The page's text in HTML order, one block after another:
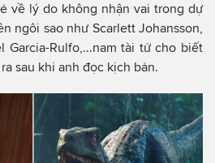
về lý do không nhận vai trong dự
ngôi sao như Scarlett Johansson,
Garcia-Rulfo,...nam tài tử cho biết
sau khi anh đọc kịch bản.